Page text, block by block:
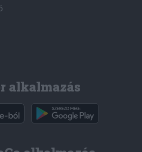
alkalmazás